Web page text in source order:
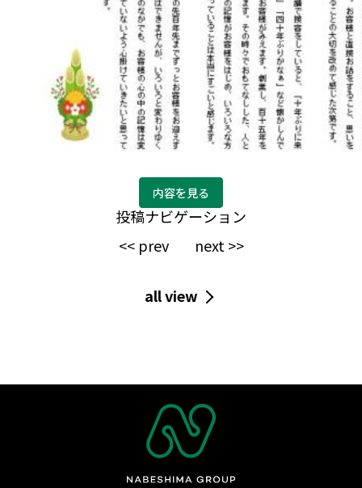
内容を見る
投稿ナビゲーション
<< prev
next >>
all view